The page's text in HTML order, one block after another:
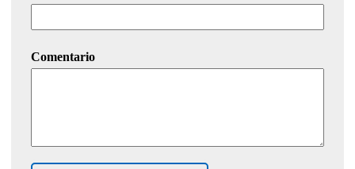
Comentario